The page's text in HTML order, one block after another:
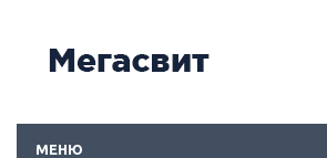
МЕНЮ